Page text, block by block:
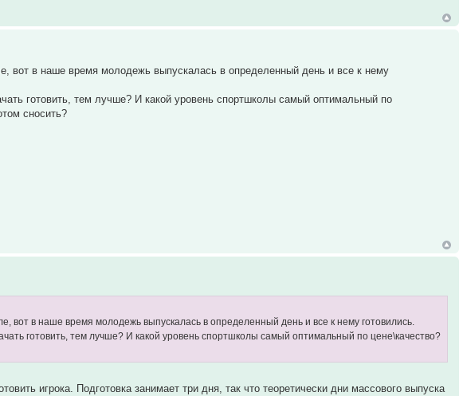
вот в наше время молодежь выпускалась в определенный день и все к нему
готовить, тем лучше? И какой уровень спортшколы самый оптимальный по
сносить?
вот в наше время молодежь выпускалась в определенный день и все к нему готовились.
готовить, тем лучше? И какой уровень спортшколы самый оптимальный по цене\качество?
игрока. Подготовка занимает три дня, так что теоретически дни массового выпуска